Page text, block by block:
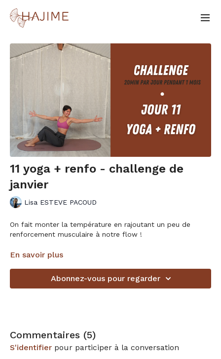
11 yoga + renfo - challenge de
janvier
Lisa ESTEVE PACOUD
On fait monter la température en rajoutant un peu de
renforcement musculaire à notre flow !
Accessoires en option: sangle et blocs
https://open.spotify.com/user/313egxgdlubwtwciiqgfxwg6gxxi?
En savoir plus
Abonnez-vous pour regarder
Commentaires (5)
S'identifier pour participer à la conversation